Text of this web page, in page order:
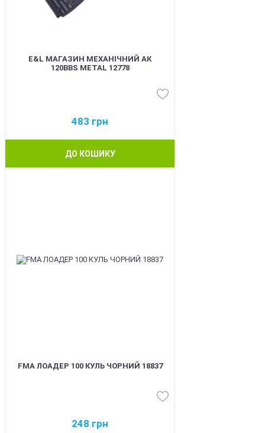
E&L МАГАЗИН МЕХАНІЧНИЙ АК
120BBS METAL 12778
483 грн
ДО КОШИКУ
FMA ЛОАДЕР 100 КУЛЬ ЧОРНИЙ 18837
248 грн